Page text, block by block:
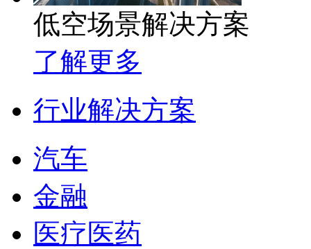
低空场景解决方案
了解更多
行业解决方案
汽车
金融
医疗医药